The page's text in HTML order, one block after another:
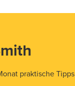
praktische